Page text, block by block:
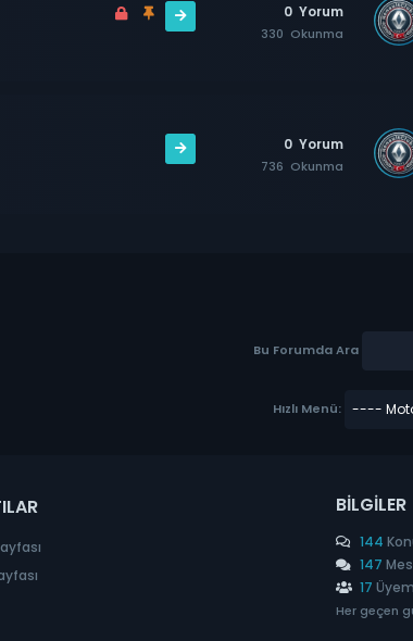
0 Yorum
330 Okunma
0 Yorum
736 Okunma
Bu Forumda Ara
Hızlı Menü:
BILGILER
144
147
17
Her geçen